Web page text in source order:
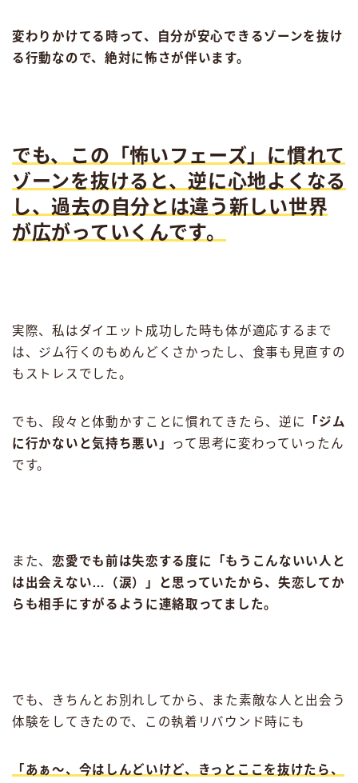
変わりかけてる時って、自分が安心できるゾーンを抜け
る行動なので、絶対に怖さが伴います。
でも、この「怖いフェーズ」に慣れて
ゾーンを抜けると、逆に心地よくなる
し、過去の自分とは違う新しい世界
が広がっていくんです。
実際、私はダイエット成功した時も体が適応するまで
は、ジム行くのもめんどくさかったし、食事も見直すの
もストレスでした。
でも、段々と体動かすことに慣れてきたら、逆に
「ジム
に行かないと気持ち悪い」 って思考に変わっていったん
です。
また、恋愛でも前は失恋する度に「もうこんないい人と
は出会えない…（涙）」と思っていたから、失恋してか
らも相手にすがるように連絡取ってました。
でも、きちんとお別れしてから、また素敵な人と出会う
体験をしてきたので、この執着リバウンド時にも
「あぁ〜、今はしんどいけど、きっとここを抜けたら、